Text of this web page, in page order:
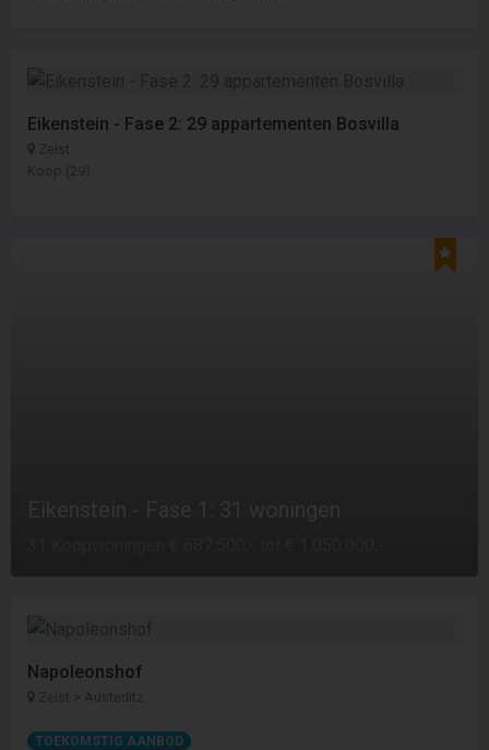
Eikenstein - Fase 2: 29 appartementen Bosvilla
Zeist
Koop (29)
Napoleonshof
Zeist > Austerlitz
TOEKOMSTIG AANBOD